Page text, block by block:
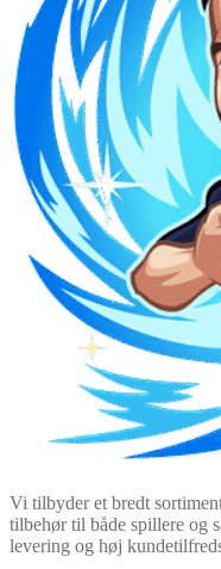
Vi tilbyder et bredt
tilbehør til både spillere og
levering og høj